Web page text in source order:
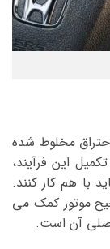
مخلوط شده
این فرآیند،
با هم کار کنند.
موتور کمک می
اصلی آن است.